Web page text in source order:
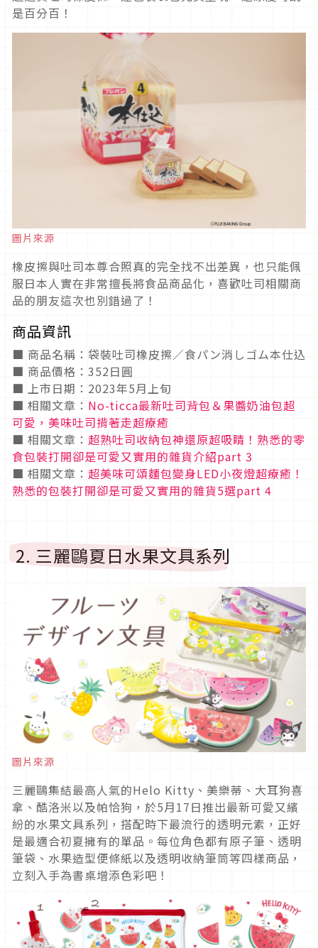
是百分百！
圖片來源
橡皮擦與吐司本尊合照真的完全找不出差異，也只能佩
服日本人實在非常擅長將食品商品化，喜歡吐司相關商
品的朋友這次也別錯過了！
商品資訊
■ 商品名稱：袋裝吐司橡皮擦／食パン消しゴム本仕込
■ 商品價格：352日圓
■ 上市日期：2023年5月上旬
■ 相關文章： No-ticca最新吐司背包＆果醬奶油包超
可愛，美味吐司揹著走超療癒
■ 相關文章： 超熟吐司收納包神還原超吸睛！熟悉的零
食包裝打開卻是可愛又實用的雜貨介紹part 3
■ 相關文章： 超美味可頌麵包變身LED小夜燈超療癒！
熟悉的包裝打開卻是可愛又實用的雜貨5選part 4
2. 三麗鷗夏日水果文具系列
圖片來源
三麗鷗集結最高人氣的Helo Kitty、美樂蒂、大耳狗喜
拿、酷洛米以及帕恰狗，於5月17日推出最新可愛又繽
紛的水果文具系列，搭配時下最流行的透明元素，正好
是最適合初夏擁有的單品。每位角色都有原子筆、透明
筆袋、水果造型便條紙以及透明收納筆筒等四樣商品，
立刻入手為書桌增添色彩吧！